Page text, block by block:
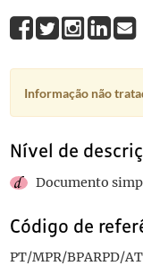
Informação não
Nível de
Documento
Código de
PT/MPR/BPARPD/